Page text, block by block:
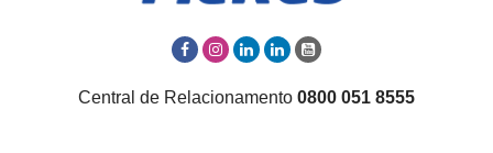
Central de Relacionamento 0800 051 8555